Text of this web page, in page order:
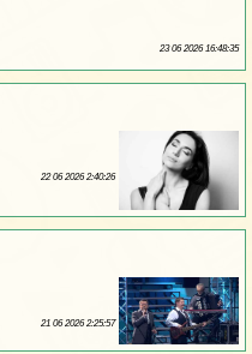
23 06 2026 16:48:35
22 06 2026 2:40:26
21 06 2026 2:25:57